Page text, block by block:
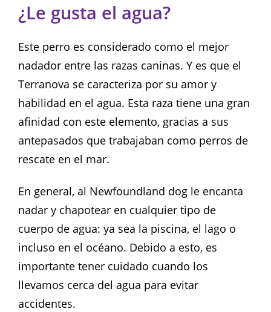
¿Le gusta el agua?
Este perro es considerado como el mejor
nadador entre las razas caninas. Y es que el
Terranova se caracteriza por su amor y
habilidad en el agua. Esta raza tiene una gran
afinidad con este elemento, gracias a sus
antepasados que trabajaban como perros de
rescate en el mar.
En general, al Newfoundland dog le encanta
nadar y chapotear en cualquier tipo de
cuerpo de agua: ya sea la piscina, el lago o
incluso en el océano. Debido a esto, es
importante tener cuidado cuando los
llevamos cerca del agua para evitar
accidentes.